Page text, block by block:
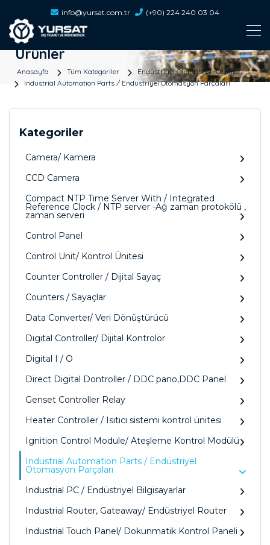
info@yursat.com.tr (+90) 224 240 03 04
Ürünler
Anasayfa Tüm Kategoriler
Endüstriyel Otomasyon Ürünleri
Industrial Automation Parts / Endüstriyel Otomasyon Parçaları
Kategoriler
Camera/ Kamera
CCD Camera
Compact NTP Time Server With / Integrated
Reference Clock / NTP server -Ağ zaman protokölü ,
zaman serveri
Control Panel
Control Unit/ Kontrol Ünitesi
Counter Controller / Dijital Sayaç
Counters / Sayaçlar
Data Converter/ Veri Dönüştürücü
Digital Controller/ Dijital Kontrolör
Digital I / O
Direct Digital Dontroller / DDC pano,DDC Panel
Genset Controller Relay
Heater Controller / Isıtıcı sistemi kontrol ünitesi
Ignition Control Module/ Ateşleme Kontrol Modülü
Industrial Automation Parts / Endüstriyel
Otomasyon Parçaları
Industrial PC / Endüstriyel Bilgisayarlar
Industrial Router, Gateaway/ Endüstriyel Router
Industrial Touch Panel/ Dokunmatik Kontrol Paneli